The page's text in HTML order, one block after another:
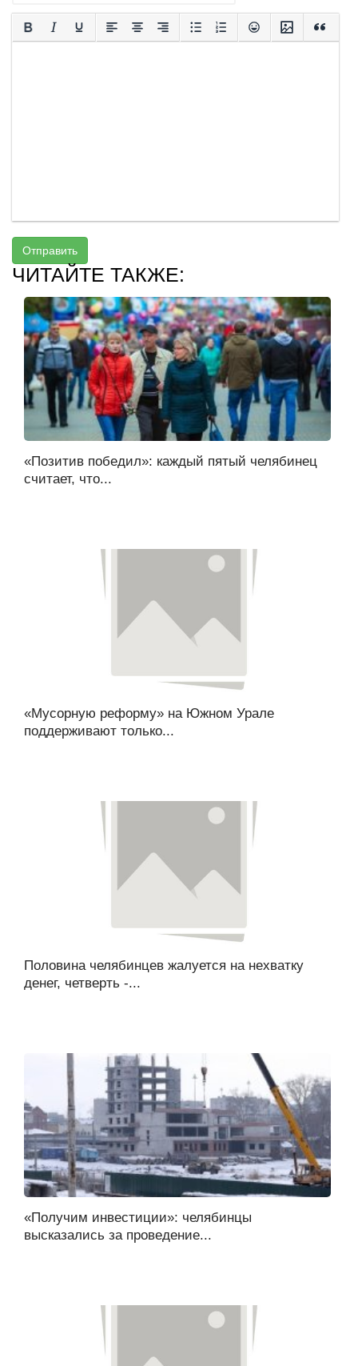
Отправить
ЧИТАЙТЕ ТАКЖЕ:
«Позитив победил»: каждый пятый челябинец
считает, что...
«Мусорную реформу» на Южном Урале
поддерживают только...
Половина челябинцев жалуется на нехватку
денег, четверть -...
«Получим инвестиции»: челябинцы
высказались за проведение...